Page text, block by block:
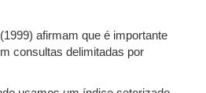
afirmam que é importante
consultas delimitadas por